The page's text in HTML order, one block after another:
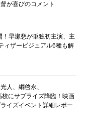
が喜びのコメント
早瀬憩が単独初主演、主
ィザービジュアル6種も解
人、綱啓永、
にサプライズ降臨！映画
イズイベント詳細レポー